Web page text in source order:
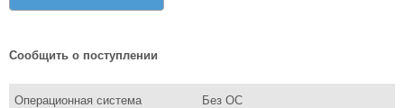
Сообщить о поступлении
Операционная система Без ОС